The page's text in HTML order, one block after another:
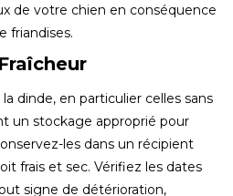
de votre chien en conséquence
friandises.
dinde, en particulier celles sans
un stockage approprié pour
les dans un récipient
frais et sec. Vérifiez les dates
signe de détérioration,